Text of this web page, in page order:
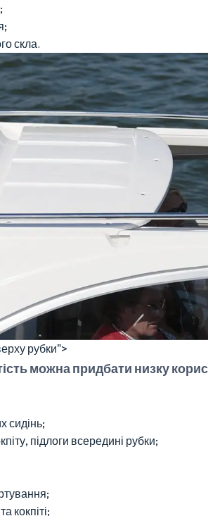
скла.
рубки">
можна придбати низку
сидінь;
підлоги всередині рубки;
кокпіті;